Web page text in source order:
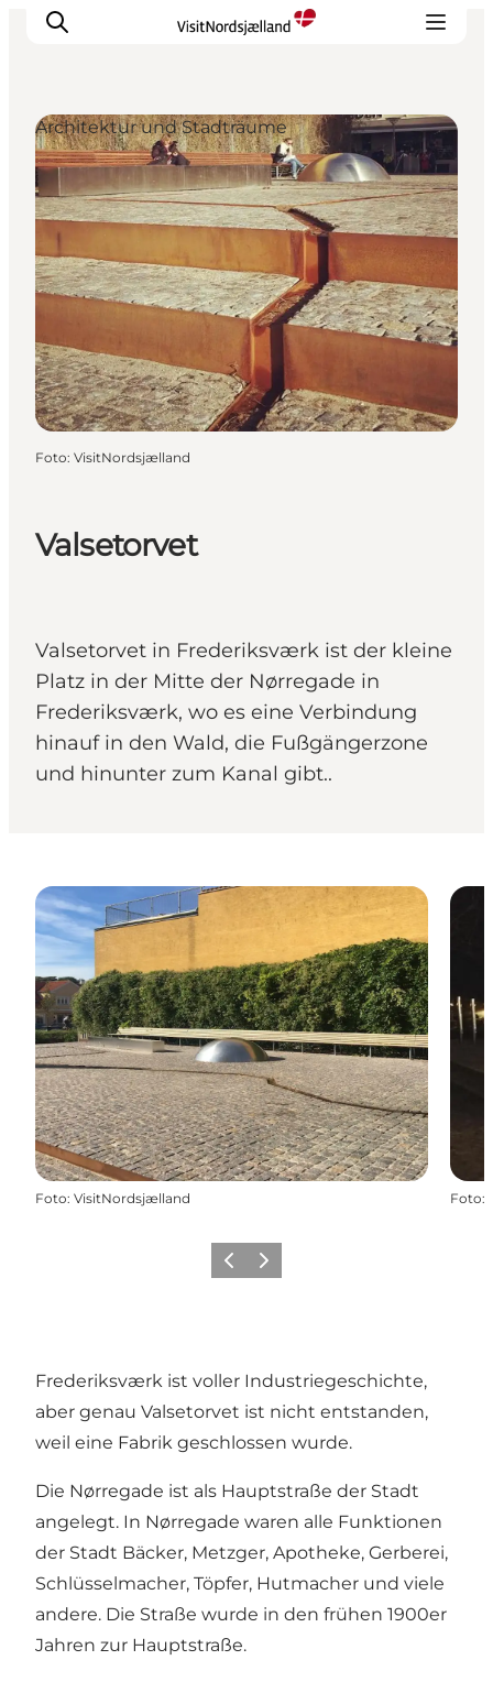
Highlights
Erlebnisse
Geschmack
Unterkünfte
Städte
Reiseplanung
Valsetorvet
Valsetorvet in Frederiksværk ist der kleine
Platz in der Mitte der Nørregade in
Frederiksværk, wo es eine Verbindung
hinauf in den Wald, die Fußgängerzone
und hinunter zum Kanal gibt..
Architektur und Stadträume
Foto: VisitNordsjælland
Foto: VisitNordsjælland Foto:
ZurückWeiter
Frederiksværk ist voller Industriegeschichte,
aber genau Valsetorvet ist nicht entstanden,
weil eine Fabrik geschlossen wurde.
Die Nørregade ist als Hauptstraße der Stadt
angelegt. In Nørregade waren alle Funktionen
der Stadt Bäcker, Metzger, Apotheke, Gerberei,
Schlüsselmacher, Töpfer, Hutmacher und viele
andere. Die Straße wurde in den frühen 1900er
Jahren zur Hauptstraße.